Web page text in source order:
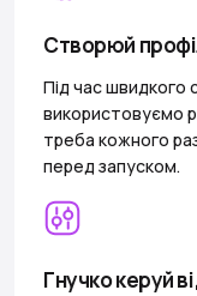
Створюй
Під час швидкого
використовуємо
треба кожного
перед запуском.
Гнучко керуй